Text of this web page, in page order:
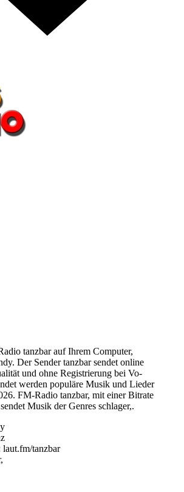
tanzbar auf Ihrem Computer,
Der Sender tanzbar sendet online
und ohne Registrierung bei Vo-
werden populäre Musik und Lieder
FM-Radio tanzbar, mit einer Bitrate
Musik der Genres schlager,.
tanzbar